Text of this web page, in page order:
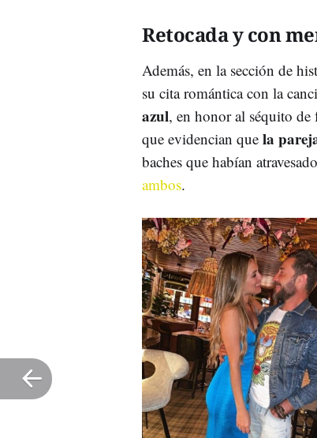
Retocada y con
Además, en la sección de
su cita romántica con la
azul, en honor al séquito de
que evidencian que la
baches que habían
ambos.